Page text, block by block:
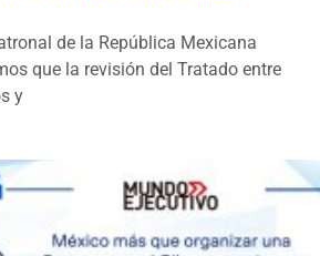
de la República Mexicana
que la revisión del Tratado entre
y